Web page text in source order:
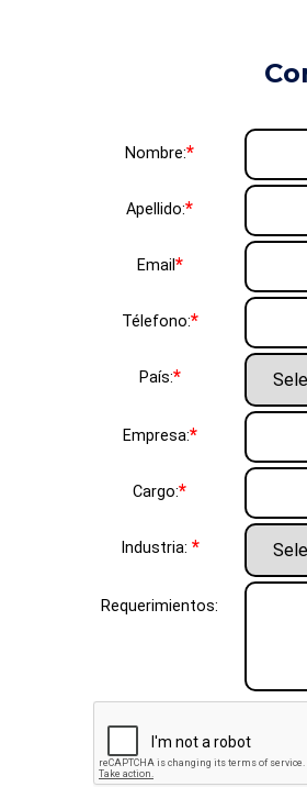
Nombre:*
Apellido:*
Email *
Télefono:*
País:*
Empresa:*
Cargo:*
Industria: *
Requerimientos: